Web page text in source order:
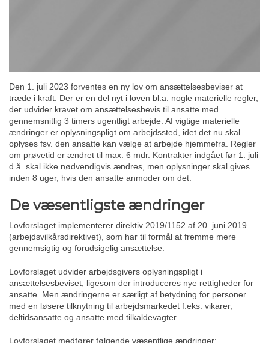
Den 1. juli 2023 forventes en ny lov om ansættelsesbeviser at
træde i kraft. Der er en del nyt i loven bl.a. nogle materielle regler,
der udvider kravet om ansættelsesbevis til ansatte med
gennemsnitlig 3 timers ugentligt arbejde. Af vigtige materielle
ændringer er oplysningspligt om arbejdssted, idet det nu skal
oplyses fsv. den ansatte kan vælge at arbejde hjemmefra. Regler
om prøvetid er ændret til max. 6 mdr. Kontrakter indgået før 1. juli
d.å. skal ikke nødvendigvis ændres, men oplysninger skal gives
inden 8 uger, hvis den ansatte anmoder om det.
De væsentligste ændringer
Lovforslaget implementerer direktiv 2019/1152 af 20. juni 2019
(arbejdsvilkårsdirektivet), som har til formål at fremme mere
gennemsigtig og forudsigelig ansættelse.
Lovforslaget udvider arbejdsgivers oplysningspligt i
ansættelsesbeviset, ligesom der introduceres nye rettigheder for
ansatte. Men ændringerne er særligt af betydning for personer
med en løsere tilknytning til arbejdsmarkedet f.eks. vikarer,
deltidsansatte og ansatte med tilkaldevagter.
Lovforslaget medfører følgende væsentlige ændringer: